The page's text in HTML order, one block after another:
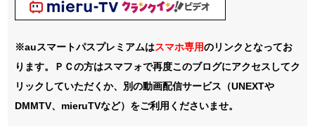
※auスマートパスプレミアムはスマホ専用のリンクとなってお
ります。ＰＣの方はスマフォで再度このブログにアクセスしてク
リックしていただくか、別の動画配信サービス（UNEXTや
DMMTV、mieruTVなど）をご利用くださいませ。